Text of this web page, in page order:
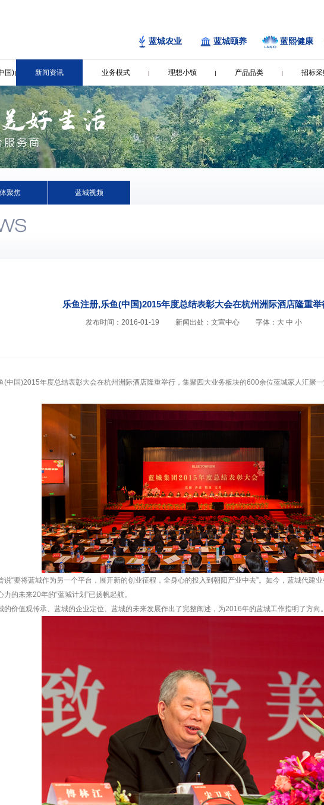
蓝城农业 蓝城颐养 蓝熙健康
国) 新闻资讯 业务模式 理想小镇 产品品类 招标采
聚焦 蓝城视频
乐鱼注册,乐鱼(中国)2015年度总结表彰大会在杭州洲际酒店隆重举
发布时间：2016-01-19 新闻出处：文宣中心 字体： 大 中 小
(中国)2015年度总结表彰大会在杭州洲际酒店隆重举行，集聚四大业务板块的600余位蓝城家人汇聚
说“要将蓝城作为另一个平台，展开新的创业征程，全身心的投入到朝阳产业中去”。如今，蓝城代建
的未来20年的“蓝城计划”已扬帆起航。
价值观传承、蓝城的企业定位、蓝城的未来发展作出了完整阐述，为2016年的蓝城工作指明了方向。